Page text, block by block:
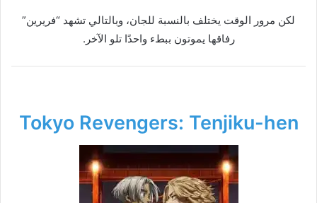
لكن مرور الوقت يختلف بالنسبة للجان، وبالتالي تشهد “فريرين”
رفاقها يموتون ببطء واحدًا تلو الآخر.
Tokyo Revengers: Tenjiku-hen